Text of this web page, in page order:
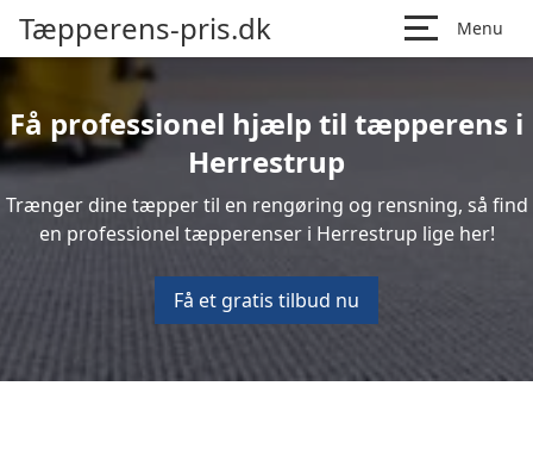
Tæpperens-pris.dk Menu
Få professionel hjælp til tæpperens i
Herrestrup
Trænger dine tæpper til en rengøring og rensning, så find
en professionel tæpperenser i Herrestrup lige her!
Få et gratis tilbud nu